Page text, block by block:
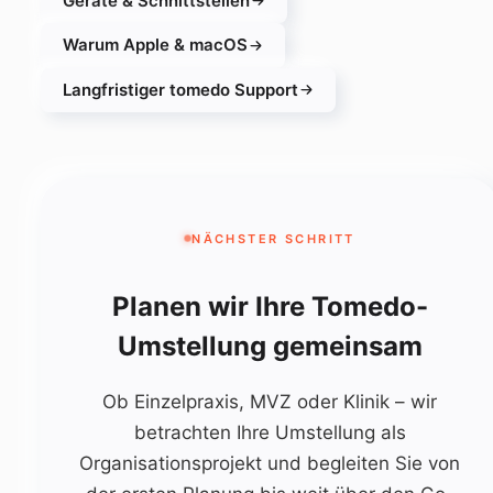
Warum Apple & macOS
Langfristiger tomedo Support
NÄCHSTER SCHRITT
Planen wir Ihre Tomedo-
Umstellung gemeinsam
Ob Einzelpraxis, MVZ oder Klinik – wir
betrachten Ihre Umstellung als
Organisationsprojekt und begleiten Sie von